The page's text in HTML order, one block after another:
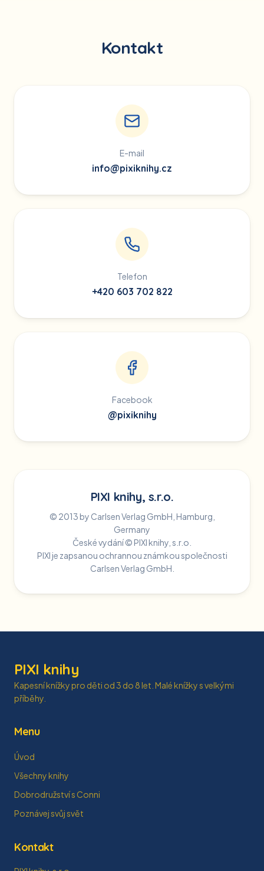
Kontakt
E-mail
info@pixiknihy.cz
Telefon
+420 603 702 822
Facebook
@pixiknihy
PIXI knihy, s.r.o.
© 2013 by Carlsen Verlag GmbH, Hamburg,
Germany
České vydání © PIXI knihy, s.r.o.
PIXI je zapsanou ochrannou známkou společnosti
Carlsen Verlag GmbH.
PIXI knihy
Kapesní knížky pro děti od 3 do 8 let. Malé knížky s velkými
příběhy.
Menu
Úvod
Všechny knihy
Dobrodružství s Conni
Poznávej svůj svět
Kontakt